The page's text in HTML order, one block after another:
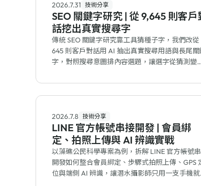
2026.7.31 技術分享
SEO 關鍵字研究 | 從 9,645 則客戶
話挖出真實搜尋字
傳統 SEO 關鍵字研究靠工具猜種子字，我們改從
645 則客戶對話用 AI 抽出真實搜尋用語與長尾關
字，對照搜尋意圖排內容選題，讓選字從猜測變
2026.7.8 技術分享
LINE 官方帳號串接開發 | 會員綁
定、拍照上傳與 AI 辨識實戰
以藻礁公民科學專案為例，拆解 LINE 官方帳號
開發如何整合會員綁定、步驟式拍照上傳、GPS
位與端側 AI 辨識，讓潛水攝影師只用一支手機就